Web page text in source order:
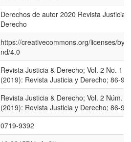
Derechos de autor 2020 Revista Justicia
Derecho
https://creativecommons.org/licenses/by-
nd/4.0
Revista Justicia & Derecho; Vol. 2 No. 1
(2019): Revista Justicia y Derecho; 86-94
Revista Justicia & Derecho; Vol. 2 Núm. 1
(2019): Revista Justicia y Derecho; 86-94
0719-9392